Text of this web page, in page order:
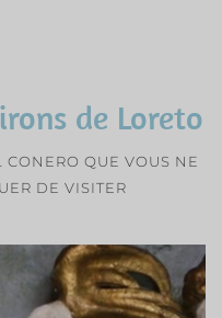
de Loreto
QUE VOUS NE
DE VISITER